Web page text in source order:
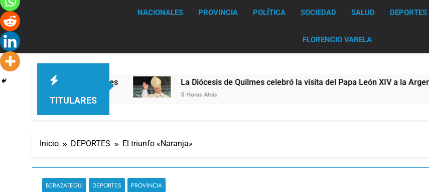
NACIONALES PROVINCIA POLÍTICA SOCIEDAD SALUD DEPORTES
FLORENCIO VARELA
TITULARES
en la sede de Quilmes La Diócesis de Quilmes celebró la visita del Papa León XIV a la Argentina
5 Horas Atrás
Inicio DEPORTES El triunfo «Naranja»
BERAZATEGUI DEPORTES PROVINCIA